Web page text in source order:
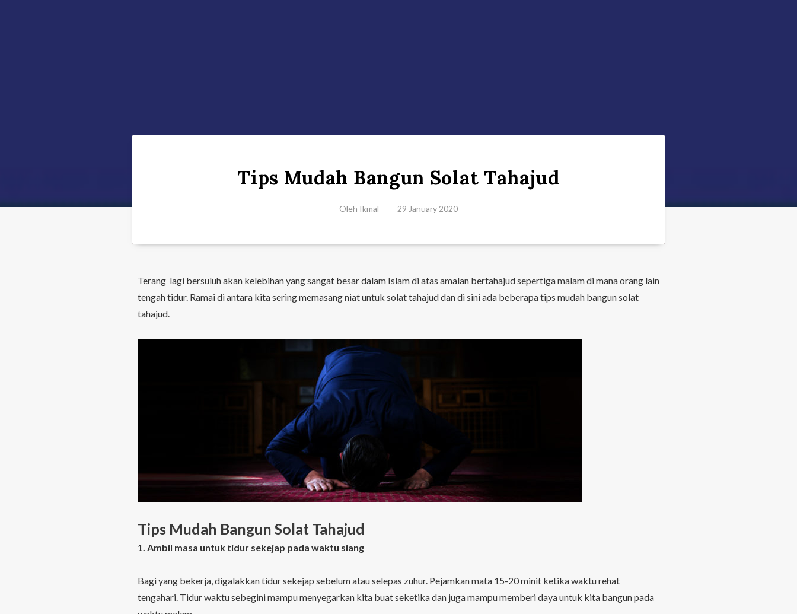
Tips Mudah Bangun Solat Tahajud
Oleh Ikmal 29 January 2020
Terang lagi bersuluh akan kelebihan yang sangat besar dalam Islam di atas amalan bertahajud sepertiga malam di mana orang lain
tengah tidur. Ramai di antara kita sering memasang niat untuk solat tahajud dan di sini ada beberapa tips mudah bangun solat
tahajud.
Tips Mudah Bangun Solat Tahajud
1. Ambil masa untuk tidur sekejap pada waktu siang
Bagi yang bekerja, digalakkan tidur sekejap sebelum atau selepas zuhur. Pejamkan mata 15-20 minit ketika waktu rehat
tengahari. Tidur waktu sebegini mampu menyegarkan kita buat seketika dan juga mampu memberi daya untuk kita bangun pada